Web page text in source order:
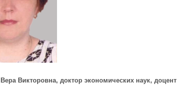
Викторовна, доктор экономических наук, доцент